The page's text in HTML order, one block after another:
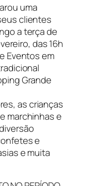
uma
clientes
a terça de
das 16h
Eventos em
Grande
as crianças
marchinhas e
e
e muita